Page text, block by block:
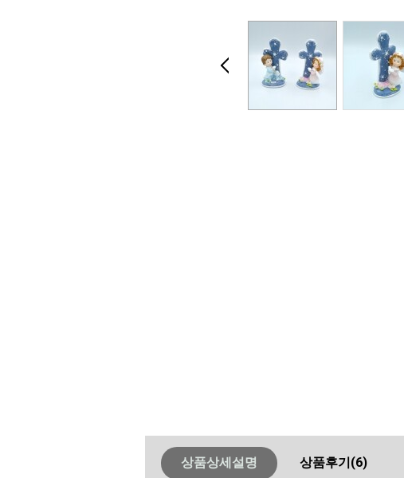
상품상세설명 상품후기(6)